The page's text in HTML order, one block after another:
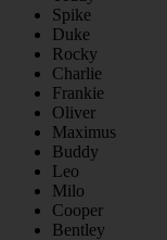
Spike
Duke
Rocky
Charlie
Frankie
Oliver
Maximus
Buddy
Leo
Milo
Cooper
Bentley